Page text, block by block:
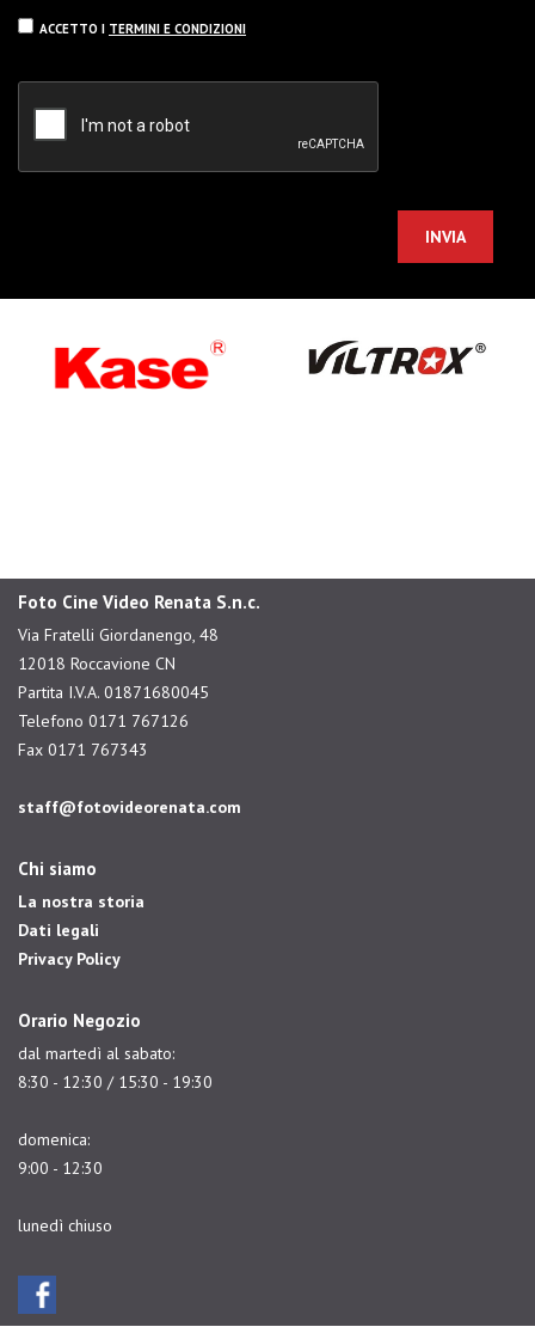
ACCETTO I TERMINI E CONDIZIONI
Foto Cine Video Renata S.n.c.
Via Fratelli Giordanengo, 48
12018 Roccavione CN
Partita I.V.A. 01871680045
Telefono 0171 767126
Fax 0171 767343
staff@fotovideorenata.com
Chi siamo
La nostra storia
Dati legali
Privacy Policy
Orario Negozio
dal martedì al sabato:
8:30 - 12:30 / 15:30 - 19:30
domenica:
9:00 - 12:30
lunedì chiuso